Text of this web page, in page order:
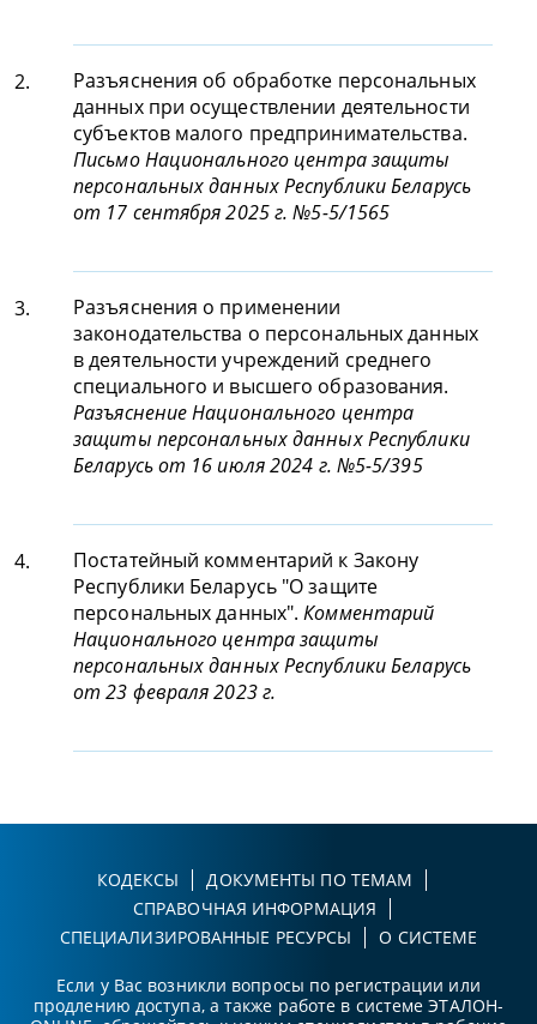
2.
Разъяснения об обработке персональных
данных при осуществлении деятельности
субъектов малого предпринимательства.
Письмо Национального центра защиты
персональных данных Республики Беларусь
от 17 сентября 2025 г. №5-5/1565
3.
Разъяснения о применении
законодательства о персональных данных
в деятельности учреждений среднего
специального и высшего образования.
Разъяснение Национального центра
защиты персональных данных Республики
Беларусь от 16 июля 2024 г. №5-5/395
4.
Постатейный комментарий к Закону
Республики Беларусь "О защите
персональных данных".Комментарий
Национального центра защиты
персональных данных Республики Беларусь
от 23 февраля 2023 г.
КОДЕКСЫ
ДОКУМЕНТЫ ПО ТЕМАМ
СПРАВОЧНАЯ ИНФОРМАЦИЯ
СПЕЦИАЛИЗИРОВАННЫЕ РЕСУРСЫ
О СИСТЕМЕ
Если у Вас возникли вопросы по регистрации или
продлению доступа, а также работе в системе ЭТАЛОН-